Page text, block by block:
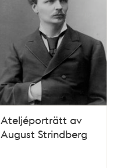
Ateljéporträtt av
August Strindberg